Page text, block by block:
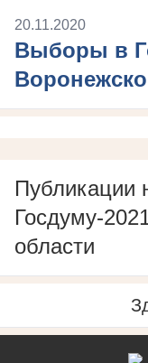
20.11.2020
Выборы в
Публикации
Госдуму-
области